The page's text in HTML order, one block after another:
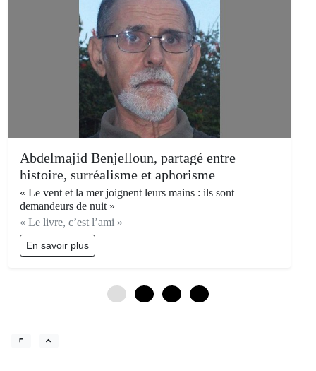
Abdelmajid Benjelloun, partagé entre
histoire, surréalisme et aphorisme
« Le vent et la mer joignent leurs mains : ils sont
demandeurs de nuit »
« Le livre, c’est l’ami »
En savoir plus